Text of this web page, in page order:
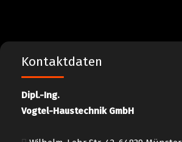
Kontaktdaten
Dipl.-Ing.
Vogtel-Haustechnik GmbH